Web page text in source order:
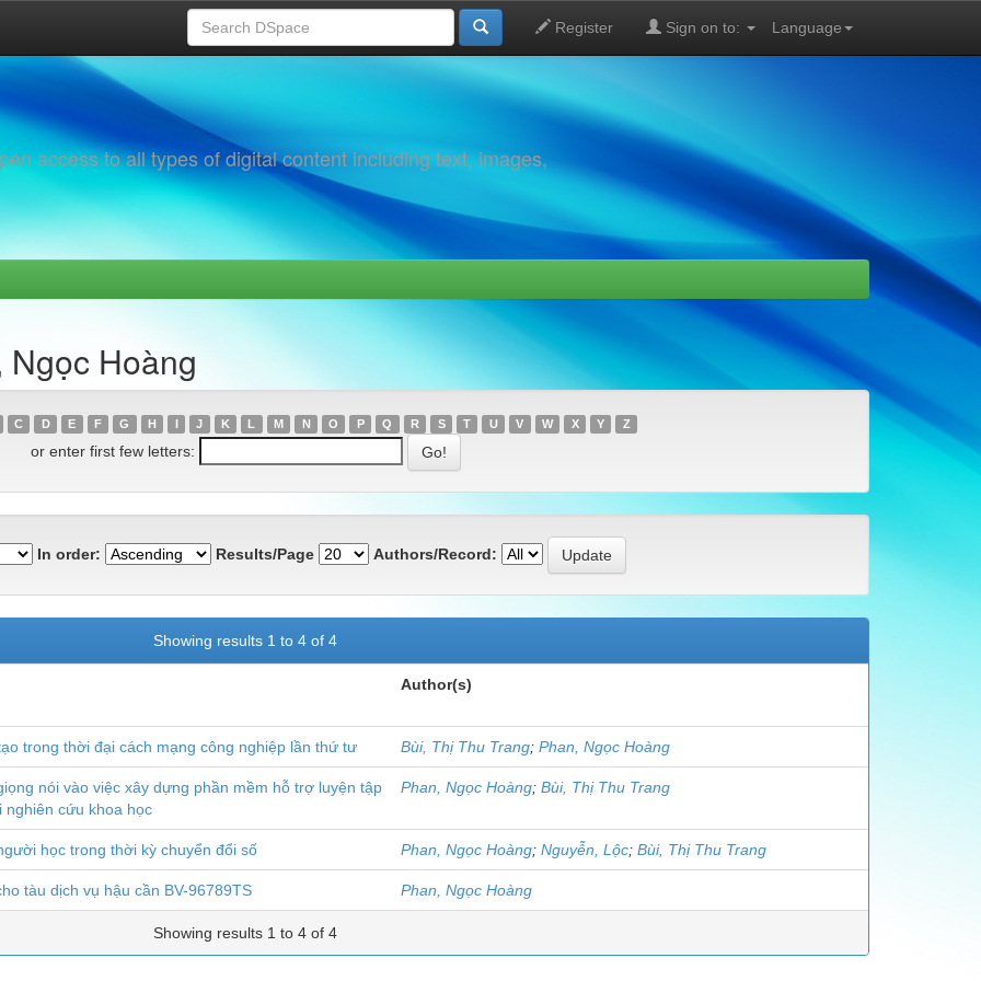
Language
Register Sign on to:
access to all types of digital content including text, images,
Hoàng
C D E F G H I J K L M N O P Q R S T U V W X Y Z
or enter first few letters:
In order: Results/Page Authors/Record:
Showing results 1 to 4 of 4
Author(s)
trong thời đại cách mạng công nghiệp lần thứ tư Bùi, Thị Thu Trang; Phan, Ngọc Hoàng
nói vào việc xây dựng phần mềm hỗ trợ luyện tập
nghiên cứu khoa học
Phan, Ngọc Hoàng; Bùi, Thị Thu Trang
học trong thời kỳ chuyển đổi số Phan, Ngọc Hoàng; Nguyễn, Lộc; Bùi, Thị Thu Trang
tàu dịch vụ hậu cần BV-96789TS Phan, Ngọc Hoàng
Showing results 1 to 4 of 4